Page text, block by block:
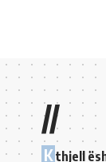
//
K thjell